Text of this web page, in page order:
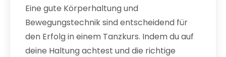
Eine gute Körperhaltung und
Bewegungstechnik sind entscheidend für
den Erfolg in einem Tanzkurs. Indem du auf
deine Haltung achtest und die richtige